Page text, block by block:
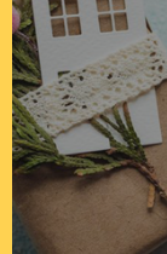
КОНСЕРВАЦИЯ